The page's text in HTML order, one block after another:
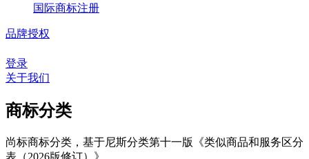
国际商标注册
品牌授权
登录
关于我们
商标分类
尚标商标分类，基于尼斯分类第十一版《类似商品和服务区分
表（2026版修订）》